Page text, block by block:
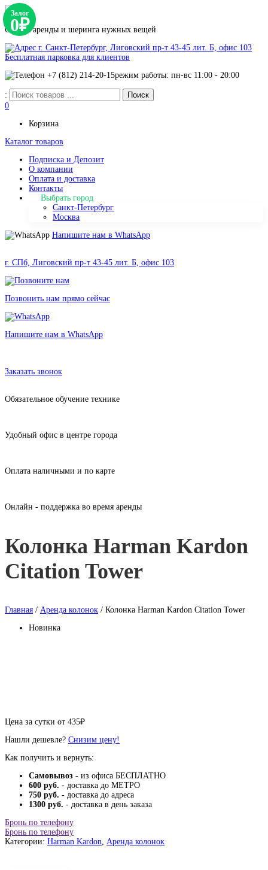
Сервис аренды и шеринга нужных вещей
г. Санкт-Петербург, Лиговский пр-т 43-45 лит. Б, офис 103
Бесплатная парковка для клиентов
+7 (812) 214-20-15режим работы: пн-вс 11:00 - 20:00
:
0
Корзина
Каталог товаров
Подписка и Депозит
О компании
Оплата и доставка
Контакты
Выбрать город
Санкт-Петербург
Москва
Напишите нам в WhatsApp
г. СПб, Лиговский пр-т 43-45 лит. Б, офис 103
Позвонить нам прямо сейчас
Напишите нам в WhatsApp
Заказать звонок
Обязательное обучение технике
Удобный офис в центре города
Оплата наличными и по карте
Онлайн - поддержка во время аренды
Колонка Harman Kardon
Citation Tower
Главная / Аренда колонок / Колонка Harman Kardon Citation Tower
Новинка
Залог
0₽
Цена за сутки от 435₽
Нашли дешевле? Снизим цену!
Как получить и вернуть:
Самовывоз - из офиса БЕСПЛАТНО
600 руб. - доставка до МЕТРО
750 руб. - доставка до адреса
1300 руб. - доставка в день заказа
Бронь по телефону
Бронь по телефону
Категории: Harman Kardon, Аренда колонок